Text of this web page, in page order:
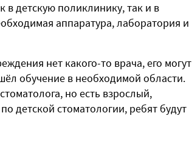
детскую поликлинику, так и в
аппаратура, лаборатория и
нет какого-то врача, его могут
обучение в необходимой области.
но есть взрослый,
детской стоматологии, ребят будут